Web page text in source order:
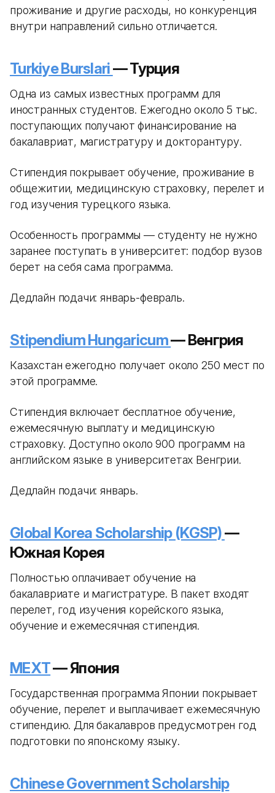
проживание и другие расходы, но конкуренция
внутри направлений сильно отличается.
Turkiye Burslari— Турция
Одна из самых известных программ для
иностранных студентов. Ежегодно около 5 тыс.
поступающих получают финансирование на
бакалавриат, магистратуру и докторантуру.
Стипендия покрывает обучение, проживание в
общежитии, медицинскую страховку, перелет и
год изучения турецкого языка.
Особенность программы — студенту не нужно
заранее поступать в университет: подбор вузов
берет на себя сама программа.
Дедлайн подачи: январь-февраль.
Stipendium Hungaricum— Венгрия
Казахстан ежегодно получает около 250 мест по
этой программе.
Стипендия включает бесплатное обучение,
ежемесячную выплату и медицинскую
страховку. Доступно около 900 программ на
английском языке в университетах Венгрии.
Дедлайн подачи: январь.
Global Korea Scholarship (KGSP)—
Южная Корея
Полностью оплачивает обучение на
бакалавриате и магистратуре. В пакет входят
перелет, год изучения корейского языка,
обучение и ежемесячная стипендия.
MEXT— Япония
Государственная программа Японии покрывает
обучение, перелет и выплачивает ежемесячную
стипендию. Для бакалавров предусмотрен год
подготовки по японскому языку.
Chinese Government Scholarship